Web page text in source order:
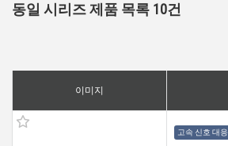
동일 시리즈 제품 목록 10건
이미지
고속 신호 대응